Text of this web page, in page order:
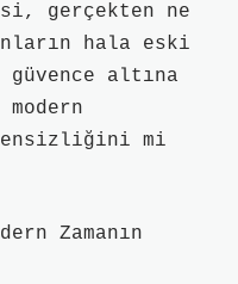
gerçekten ne
hala eski
altına
mi
Zamanın